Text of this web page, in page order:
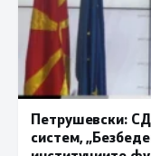
Петрушевски:
систем,